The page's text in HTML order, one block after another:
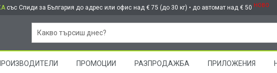
със Спиди за България до адрес или офис над € 75 (до 30 кг) • до автомат над € 50 НОВО
ПРОМОЦИИ РАЗПРОДАЖБА ПРИЛОЖЕНИЯ